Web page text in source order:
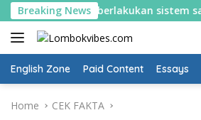
Skip
to
content
Breaking News
Rembiga berlakukan sistem satu
English Zone Paid Content Essays
Home CEK FAKTA